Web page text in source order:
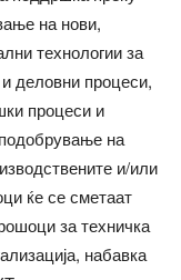
на нови,
технологии за
деловни процеси,
процеси и
на
и/или
ќе се сметаат
за техничка
набавка